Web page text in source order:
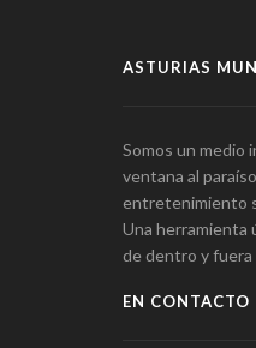
ASTURIAS
Somos un medio
ventana al
entretenimiento
Una herramienta
de dentro y fuera
EN CONTACTO